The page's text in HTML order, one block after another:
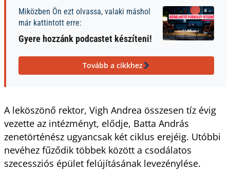
Miközben Ön ezt olvassa, valaki máshol
már kattintott erre:
Gyere hozzánk podcastet készíteni!
Tovább a cikkhez
A leköszönő rektor, Vigh Andrea összesen tíz évig
vezette az intézményt, elődje, Batta András
zenetörténész ugyancsak két ciklus erejéig. Utóbbi
nevéhez fűződik többek között a csodálatos
szecessziós épület felújításának levezénylése.